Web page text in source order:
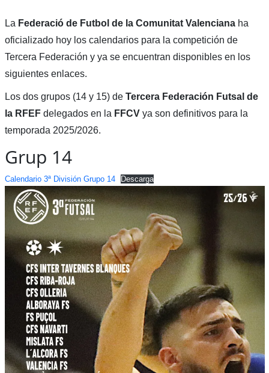
La Federació de Futbol de la Comunitat Valencianaha
oficializado hoy los calendarios para la competición de
Tercera Federación y ya se encuentran disponibles en los
siguientes enlaces.
Los dos grupos (14 y 15) deTercera Federación Futsal de
la RFEF delegados en la FFCVya son definitivos para la
temporada 2025/2026.
Grup 14
Calendario 3ª División Grupo 14 Descarga